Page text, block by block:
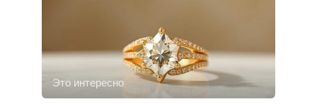
Это интересно